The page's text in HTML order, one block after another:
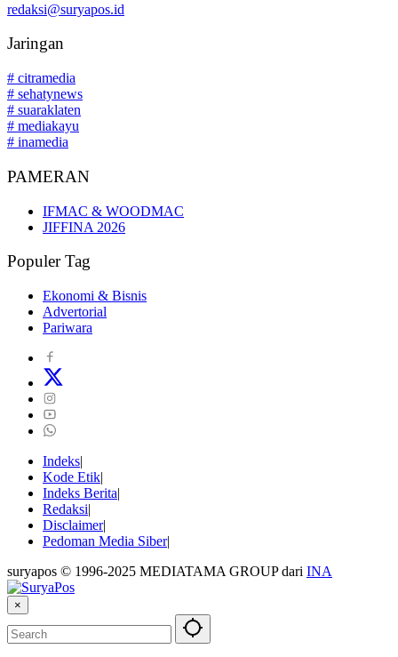
redaksi@suryapos.id
Jaringan
# citramedia
# sehatynews
# suaraklaten
# mediakayu
# inamedia
PAMERAN
IFMAC & WOODMAC
JIFFINA 2026
Populer Tag
Ekonomi & Bisnis
Advertorial
Pariwara
Indeks
Kode Etik
Indeks Berita
Redaksi
Disclaimer
Pedoman Media Siber
suryapos © 1996-2025 MEDIATAMA GROUP dari INA
×